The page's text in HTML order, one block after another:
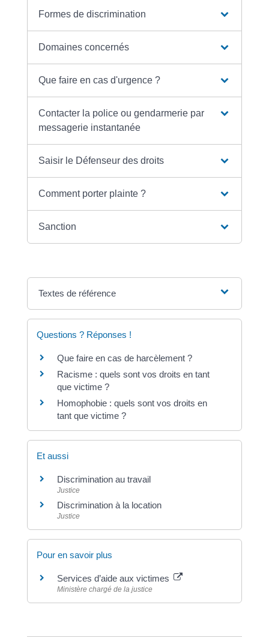
Formes de discrimination
Domaines concernés
Que faire en cas d'urgence ?
Contacter la police ou gendarmerie par
messagerie instantanée
Saisir le Défenseur des droits
Comment porter plainte ?
Sanction
Textes de référence
Questions ? Réponses !
Que faire en cas de harcèlement ?
Racisme : quels sont vos droits en tant
que victime ?
Homophobie : quels sont vos droits en
tant que victime ?
Et aussi
Discrimination au travail
Justice
Discrimination à la location
Justice
Pour en savoir plus
Services d’aide aux victimes
Ministère chargé de la justice